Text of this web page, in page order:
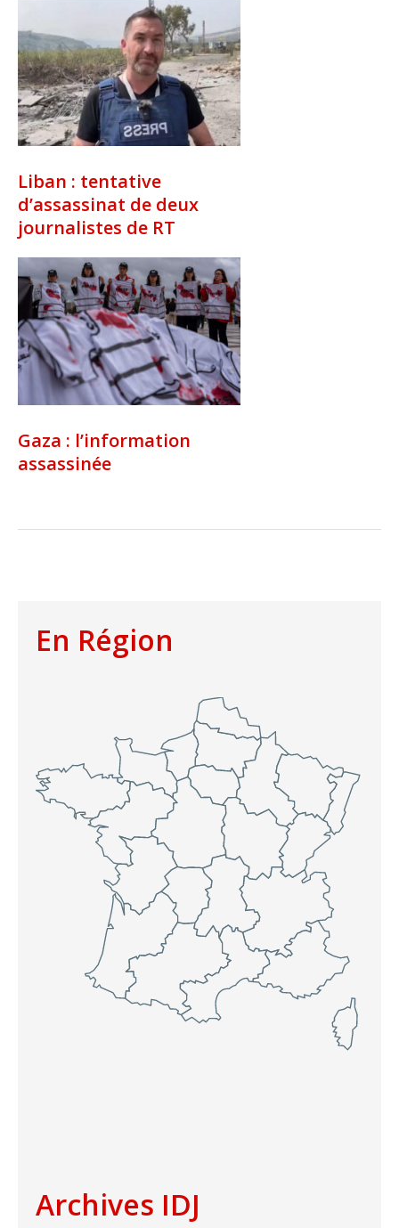
Liban : tentative
d’assassinat de deux
journalistes de RT
Gaza : l’information
assassinée
En Région
Archives IDJ